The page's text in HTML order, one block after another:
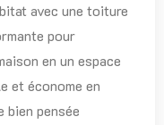
avec une toiture
pour
en un espace
et économe en
bien pensée